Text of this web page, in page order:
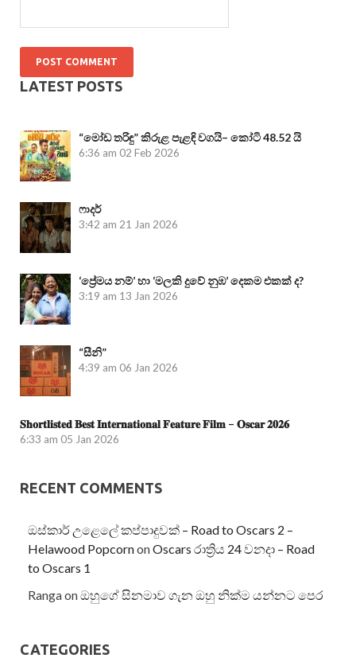
LATEST POSTS
“මෝඩ තරිඳු” කිරුළ පැළඳි වගයි– කෝටි 48.52 යි
6:36 am 02 Feb 2026
ෆාදර්
3:42 am 21 Jan 2026
‘ප්‍රේමය නම්’ හා ‘මලකි දුවේ නුඹ’ දෙකම එකක් ද?
3:19 am 13 Jan 2026
“සීනි”
4:39 am 06 Jan 2026
𝐒𝐡𝐨𝐫𝐭𝐥𝐢𝐬𝐭𝐞𝐝 𝐁𝐞𝐬𝐭 𝐈𝐧𝐭𝐞𝐫𝐧𝐚𝐭𝐢𝐨𝐧𝐚𝐥 𝐅𝐞𝐚𝐭𝐮𝐫𝐞 𝐅𝐢𝐥𝐦 – 𝐎𝐬𝐜𝐚𝐫 𝟐𝟎𝟐𝟔
6:33 am 05 Jan 2026
RECENT COMMENTS
ඔස්කාර් උළෙලේ කප්පාදුවක් – Road to Oscars 2 –
Helawood PopcornonOscars රාත්‍රිය 24 වනදා – Road
to Oscars 1
Rangaonඔහුගේ සිනමාව ගැන ඔහු නික්ම යන්නට පෙර
CATEGORIES